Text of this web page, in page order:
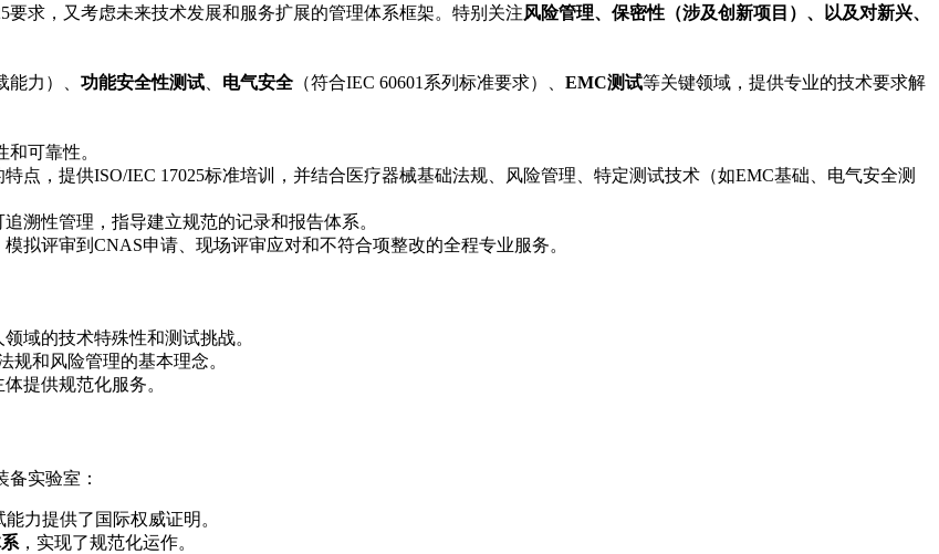
要求，又考虑未来技术发展和服务扩展的管理体系框架。特别关注风险管理、保密性（涉及创新项目）、以及对新兴、
能力）、 功能安全性测试 电气安全 （符合IEC 60601系列标准要求）、 EMC测试等关键领域，提供专业的技术要求解
可靠性。
点，提供ISO/IEC 17025标准培训，并结合医疗器械基础法规、风险管理、特定测试技术（如EMC基础、电气安全测
溯性管理，指导建立规范的记录和报告体系。
拟评审到CNAS申请、现场评审应对和不符合项整改的全程专业服务。
域的技术特殊性和测试挑战。
规和风险管理的基本理念。
提供规范化服务。
实验室：
能力提供了国际权威证明。
，实现了规范化运作。